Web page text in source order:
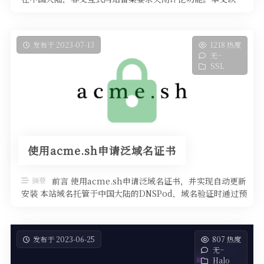
发布于 2023-07-13
1218 热度
无~
SSL
使用acme.sh申请泛域名证书
摘要 前言 使用acme.sh申请泛域名证书，并实现自动更新
安装 本站域名托管于中国大陆的DNSPod，域名验证时通过预
发布于 2023-06-25
807 热度
无~
Halo